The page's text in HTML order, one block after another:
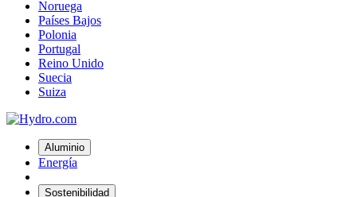
Noruega
Países Bajos
Polonia
Portugal
Reino Unido
Suecia
Suiza
Aluminio
Energía
Sostenibilidad